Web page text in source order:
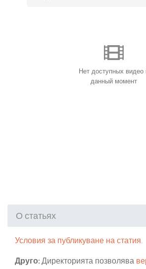
Нет доступных видео
данный момент
О статьях
Условия за публикуване на статия.
Друго: Директорията позволява